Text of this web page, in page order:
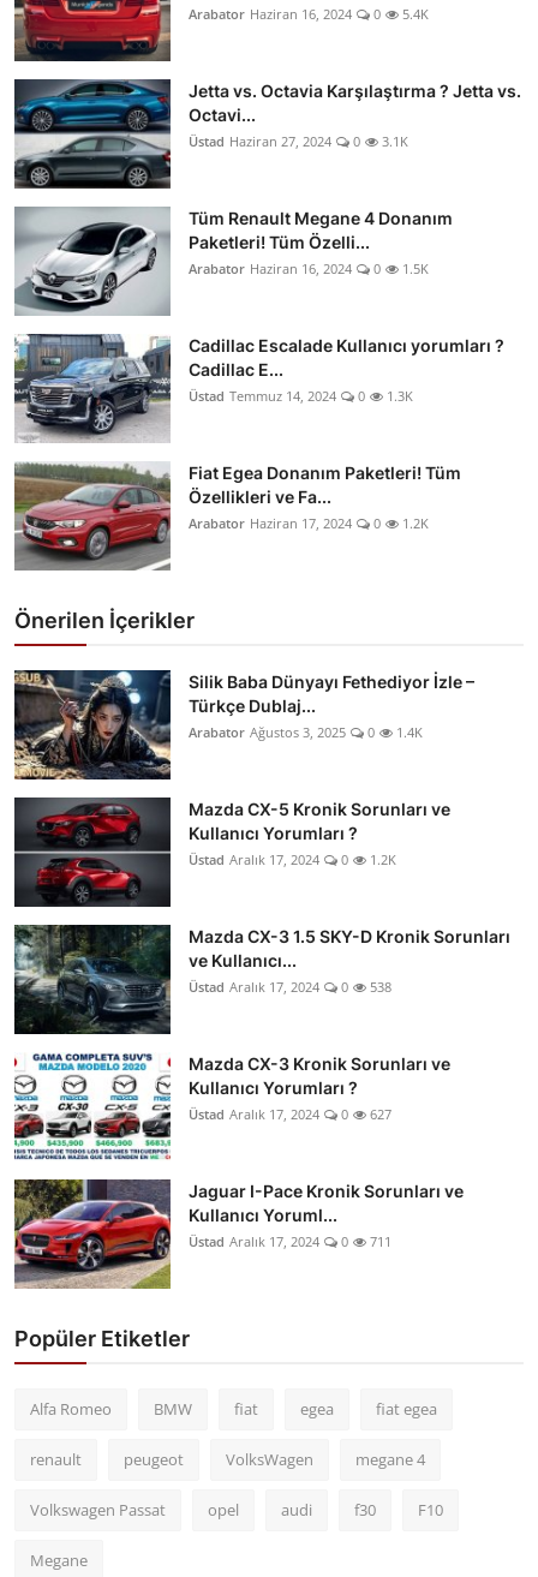
Arabator Haziran 16, 2024 0 5.4K
Jetta vs. Octavia Karşılaştırma ? Jetta vs.
Octavi...
Üstad Haziran 27, 2024 0 3.1K
Tüm Renault Megane 4 Donanım
Paketleri! Tüm Özelli...
Arabator Haziran 16, 2024 0 1.5K
Cadillac Escalade Kullanıcı yorumları ?
Cadillac E...
Üstad Temmuz 14, 2024 0 1.3K
Fiat Egea Donanım Paketleri! Tüm
Özellikleri ve Fa...
Arabator Haziran 17, 2024 0 1.2K
Önerilen İçerikler
Silik Baba Dünyayı Fethediyor İzle –
Türkçe Dublaj...
Arabator Ağustos 3, 2025 0 1.4K
Mazda CX-5 Kronik Sorunları ve
Kullanıcı Yorumları ?
Üstad Aralık 17, 2024 0 1.2K
Mazda CX-3 1.5 SKY-D Kronik Sorunları
ve Kullanıcı...
Üstad Aralık 17, 2024 0 538
Mazda CX-3 Kronik Sorunları ve
Kullanıcı Yorumları ?
Üstad Aralık 17, 2024 0 627
Jaguar I-Pace Kronik Sorunları ve
Kullanıcı Yoruml...
Üstad Aralık 17, 2024 0 711
Popüler Etiketler
Alfa Romeo BMW fiat egea fiat egea
renault peugeot VolksWagen megane 4
Volkswagen Passat opel audi f30 F10
Megane